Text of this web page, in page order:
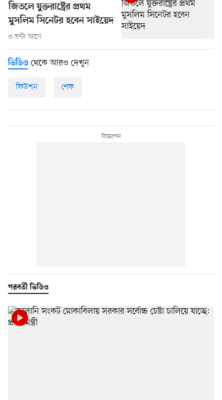
জিতলে যুক্তরাষ্ট্রের প্রথম
মুসলিম সিনেটর হবেন সাইয়েদ
৩ ঘণ্টা আগে
ভিডিও থেকে আরও দেখুন
ফিউশন শেফ
পরবর্তী ভিডিও